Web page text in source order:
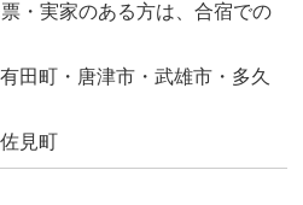
・実家のある方は、合宿での
田町・唐津市・武雄市・多久
見町